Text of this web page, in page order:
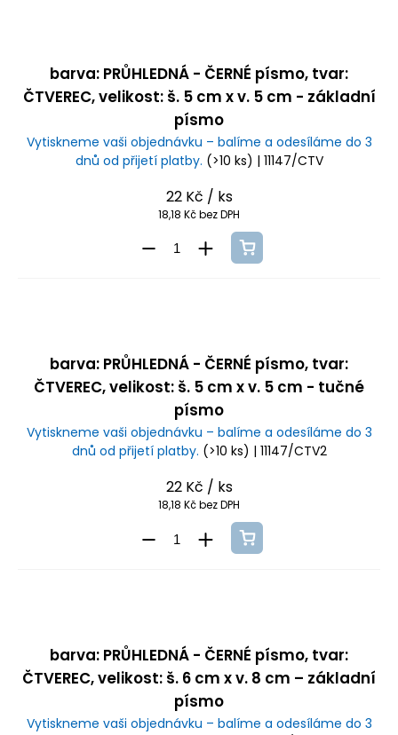
barva: PRŮHLEDNÁ - ČERNÉ písmo, tvar:
ČTVEREC, velikost: š. 5 cm x v. 5 cm - základní
písmo
Vytiskneme vaši objednávku – balíme a odesíláme do 3
dnů od přijetí platby. (>10 ks) | 11147/CTV
22 Kč / ks
18,18 Kč bez DPH
barva: PRŮHLEDNÁ - ČERNÉ písmo, tvar:
ČTVEREC, velikost: š. 5 cm x v. 5 cm - tučné
písmo
Vytiskneme vaši objednávku – balíme a odesíláme do 3
dnů od přijetí platby. (>10 ks) | 11147/CTV2
22 Kč / ks
18,18 Kč bez DPH
barva: PRŮHLEDNÁ - ČERNÉ písmo, tvar:
ČTVEREC, velikost: š. 6 cm x v. 8 cm – základní
písmo
Vytiskneme vaši objednávku – balíme a odesíláme do 3